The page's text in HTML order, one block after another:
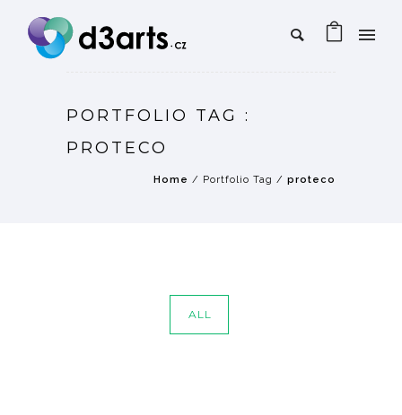
PORTFOLIO TAG :
PROTECO
Home / Portfolio Tag / proteco
ALL